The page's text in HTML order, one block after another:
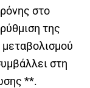
στο
της
μεταβολισμού
στη
**.